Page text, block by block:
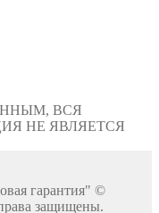
ВСЯ
НЕ ЯВЛЯЕТСЯ
гарантия" ©
защищены.